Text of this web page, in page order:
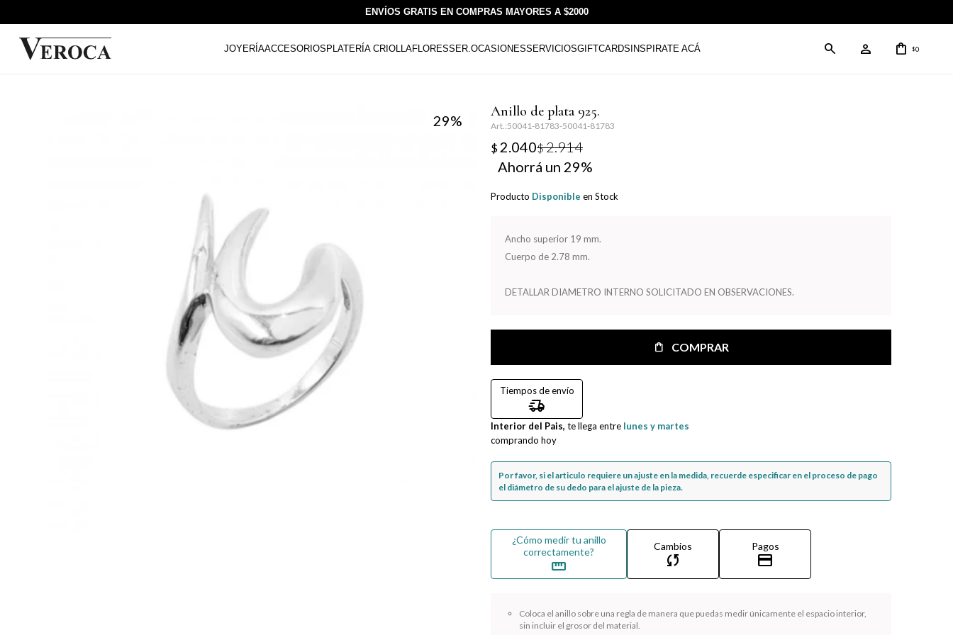
ENVÍOS GRATIS EN COMPRAS MAYORES A $2000
JOYERÍAACCESORIOS PLATERÍA CRIOLLAFLORESSER.OCASIONESSERVICIOSGIFTCARDS INSPIRATE ACÁ $0
29
Anillo de plata 925.
50041-81783-50041-81783
$ 2.040$2.914
29
Producto Disponible en Stock
Ancho superior 19 mm.
Cuerpo de 2.78 mm.
DETALLAR DIAMETRO INTERNO SOLICITADO EN OBSERVACIONES.
COMPRAR
Tiempos de envío
delivery_truck_speed
Interior del Pais, te llega entre lunes y martes
comprando hoy
Por favor, si el articulo requiere un ajuste en la medida, recuerde especificar en el proceso de pago
el diámetro de su dedo para el ajuste de la pieza.
¿Cómo medir tu anillo
correctamente?
straighten
Cambios
sync
Pagos
credit_card
Coloca el anillo sobre una regla de manera que puedas medir únicamente el espacio interior,
sin incluir el grosor del material.